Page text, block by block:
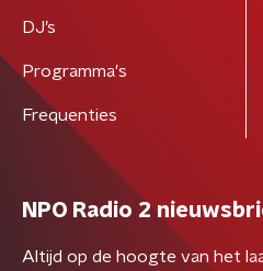
DJ’s
Programma's
Frequenties
NPO Radio 2
Altijd op de hoogte van het